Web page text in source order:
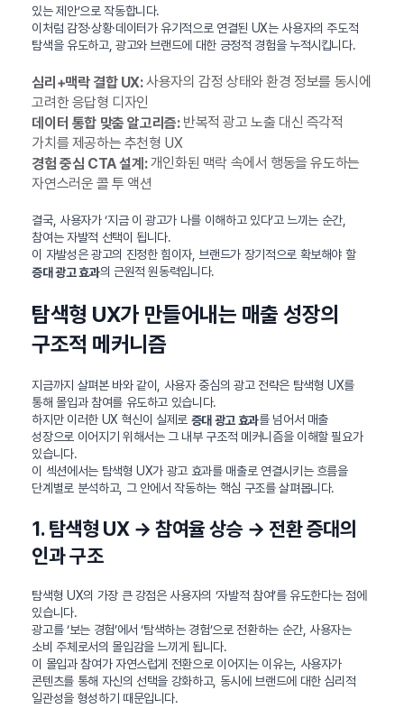
있는 제안’으로 작동합니다.
이처럼 감정·상황·데이터가 유기적으로 연결된 UX는 사용자의 주도적
탐색을 유도하고, 광고와 브랜드에 대한 긍정적 경험을 누적시킵니다.
심리+맥락 결합 UX:사용자의 감정 상태와 환경 정보를 동시에
고려한 응답형 디자인
데이터 통합 맞춤 알고리즘:반복적 광고 노출 대신 즉각적
가치를 제공하는 추천형 UX
경험 중심 CTA 설계:개인화된 맥락 속에서 행동을 유도하는
자연스러운 콜 투 액션
결국, 사용자가 ‘지금 이 광고가 나를 이해하고 있다’고 느끼는 순간,
참여는 자발적 선택이 됩니다.
이 자발성은 광고의 진정한 힘이자, 브랜드가 장기적으로 확보해야 할
증대 광고 효과의 근원적 원동력입니다.
탐색형 UX가 만들어내는 매출 성장의
구조적 메커니즘
지금까지 살펴본 바와 같이, 사용자 중심의 광고 전략은 탐색형 UX를
통해 몰입과 참여를 유도하고 있습니다.
하지만 이러한 UX 혁신이 실제로 증대 광고 효과를 넘어서 매출
성장으로 이어지기 위해서는 그 내부 구조적 메커니즘을 이해할 필요가
있습니다.
이 섹션에서는 탐색형 UX가 광고 효과를 매출로 연결시키는 흐름을
단계별로 분석하고, 그 안에서 작동하는 핵심 구조를 살펴봅니다.
1. 탐색형 UX → 참여율 상승 → 전환 증대의
인과 구조
탐색형 UX의 가장 큰 강점은 사용자의 ‘자발적 참여’를 유도한다는 점에
있습니다.
광고를 ‘보는 경험’에서 ‘탐색하는 경험’으로 전환하는 순간, 사용자는
소비 주체로서의 몰입감을 느끼게 됩니다.
이 몰입과 참여가 자연스럽게 전환으로 이어지는 이유는, 사용자가
콘텐츠를 통해 자신의 선택을 강화하고, 동시에 브랜드에 대한 심리적
일관성을 형성하기 때문입니다.